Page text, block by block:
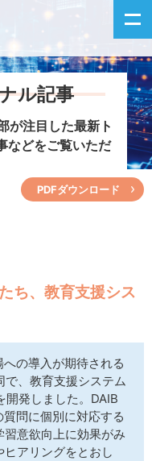
ー
ル記事
が注目した最新ト
などをご覧いただ
PDFダウンロード
ち、教育支援シス
の導入が期待される
、教育支援システム
開発しました。DAIB
問に個別に対応する
意欲向上に効果がみ
アリングをとおし